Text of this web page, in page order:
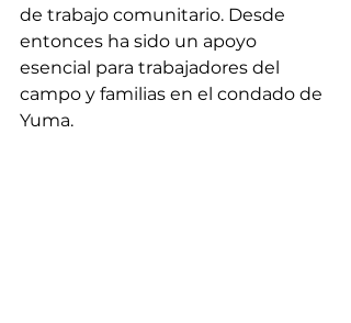
de trabajo comunitario. Desde
entonces ha sido un apoyo
esencial para trabajadores del
campo y familias en el condado de
Yuma.